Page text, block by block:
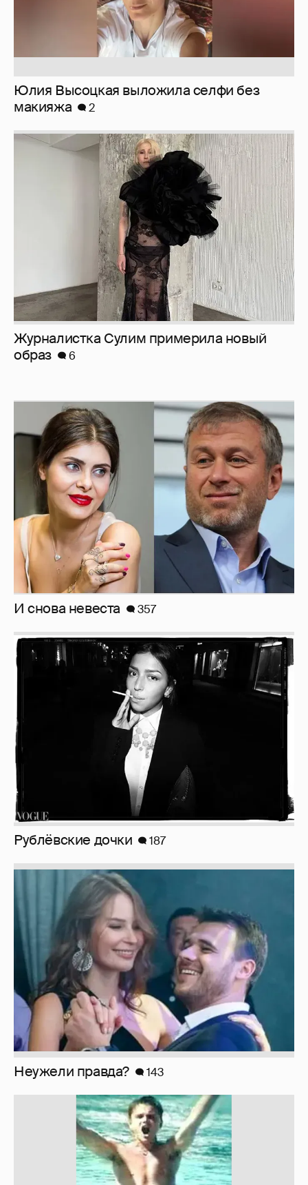
Юлия Высоцкая выложила селфи без
макияжа
2
Журналистка Сулим примерила новый
образ
6
И снова невеста 357
Рублёвские дочки 187
Неужели правда? 143